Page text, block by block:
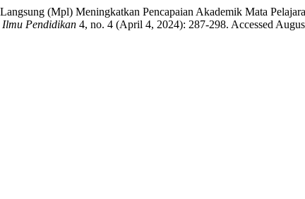
(Mpl) Meningkatkan Pencapaian Akademik Mata
Pendidikan 4, no. 4 (April 4, 2024): 287-298. Accessed